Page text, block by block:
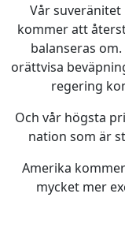
Vår
kommer att
balanseras
orättvisa
regering
Och vår högsta
nation som är
Amerika
mycket mer